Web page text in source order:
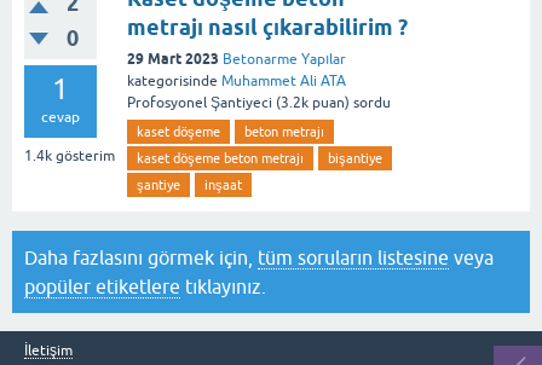
0
1
cevap
1.4k gösterim
metrajı nasıl çıkarabilirim ?
29 Mart 2023 Betonarme Yapılar
kategorisinde Muhammet Ali ATA
Profosyonel Şantiyeci (3.2k puan) sordu
kaset döşeme
beton metrajı
kaset döşeme beton metrajı
bişantiye
şantiye
inşaat
Daha fazlasını görmek için, tüm soruların listesine veya
popüler etiketlere tıklayınız.
İletişim